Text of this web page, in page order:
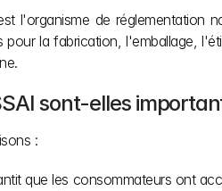
l'organisme de réglementation
la fabrication, l'emballage,
sont-elles
:
que les consommateurs ont